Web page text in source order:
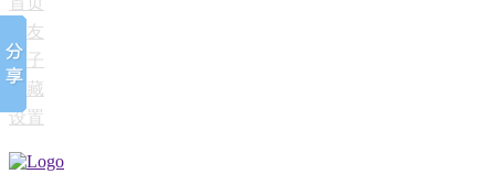
好友
帖子
收藏
设置